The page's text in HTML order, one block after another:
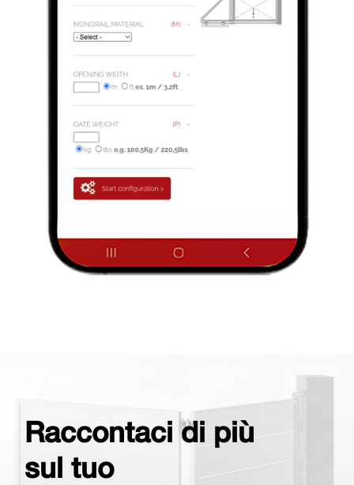
Raccontaci di più
sul tuo